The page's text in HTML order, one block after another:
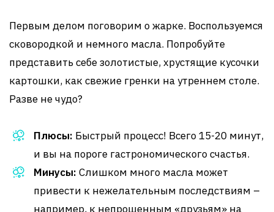
Первым делом поговорим о жарке. Воспользуемся
сковородкой и немного масла. Попробуйте
представить себе золотистые, хрустящие кусочки
картошки, как свежие гренки на утреннем столе.
Разве не чудо?
Плюсы: Быстрый процесс! Всего 15-20 минут,
и вы на пороге гастрономического счастья.
Минусы: Слишком много масла может
привести к нежелательным последствиям –
например, к непрошенным «друзьям» на